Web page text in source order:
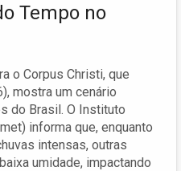
Tempo no
o Corpus Christi, que
mostra um cenário
do Brasil. O Instituto
informa que, enquanto
intensas, outras
umidade, impactando